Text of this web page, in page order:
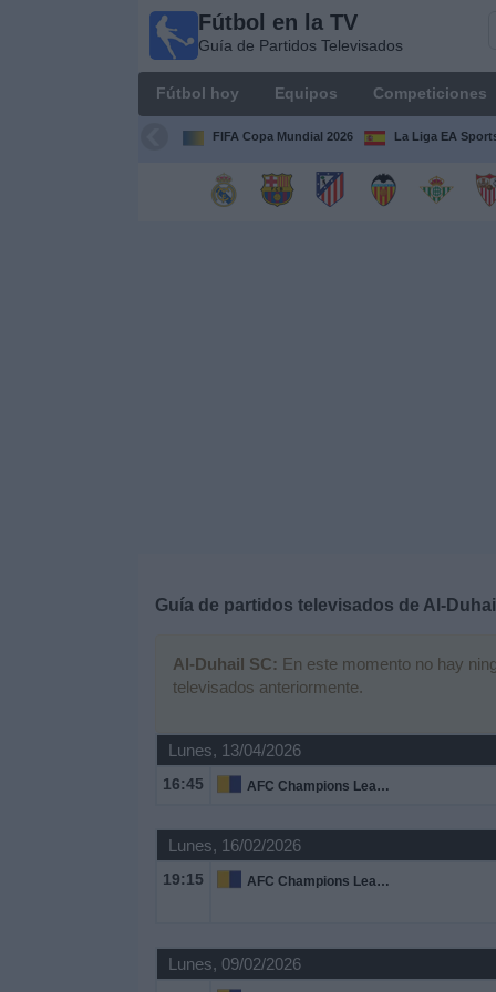
Fútbol en la TV
Guía de Partidos Televisados
Fútbol hoy Equipos Competiciones
FIFA Copa Mundial 2026 La Liga EA
Guía de partidos televisados de Al-
Al-Duhail SC: En este momento no hay
televisados anteriormente.
Lunes, 13/04/2026
16:45 AFC Champions League Elite
Lunes, 16/02/2026
19:15 AFC Champions League Elite
Lunes, 09/02/2026